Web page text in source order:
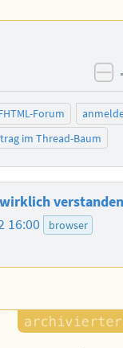
Forum
im Thread-Baum
16:00 browser